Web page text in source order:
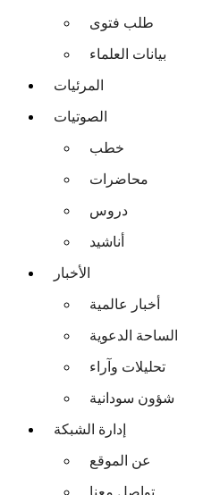
طلب فتوى
بيانات العلماء
المرئيات
الصوتيات
خطب
محاضرات
دروس
أناشيد
الأخبار
أخبار عالمية
الساحة الدعوية
تحليلات وآراء
شؤون سودانية
إدارة الشبكة
عن الموقع
تواصل معنا